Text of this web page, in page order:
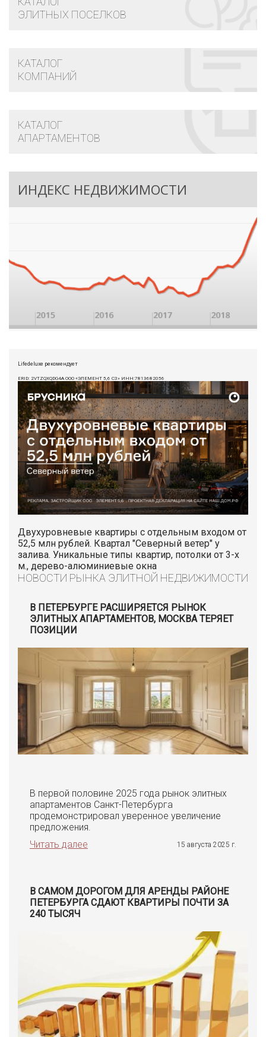
ЭЛИТНЫХ ПОСЕЛКОВ
КАТАЛОГ
КОМПАНИЙ
КАТАЛОГ
АПАРТАМЕНТОВ
ИНДЕКС НЕДВИЖИМОСТИ
Lifedeluxe рекомендует
ERID: 2VTZQXQDG4A ООО «ЭЛЕМЕНТ 5,6 СЗ» ИНН:7813682056
Двухуровневые квартиры с отдельным входом от
52,5 млн рублей. Квартал "Северный ветер" у
залива. Уникальные типы квартир, потолки от 3-х
м., дерево-алюминиевые окна
НОВОСТИ РЫНКА ЭЛИТНОЙ НЕДВИЖИМОСТИ
В ПЕТЕРБУРГЕ РАСШИРЯЕТСЯ РЫНОК
ЭЛИТНЫХ АПАРТАМЕНТОВ, МОСКВА ТЕРЯЕТ
ПОЗИЦИИ
В первой половине 2025 года рынок элитных
апартаментов Санкт-Петербурга
продемонстрировал уверенное увеличение
предложения.
Читать далее
15 августа 2025 г.
В САМОМ ДОРОГОМ ДЛЯ АРЕНДЫ РАЙОНЕ
ПЕТЕРБУРГА СДАЮТ КВАРТИРЫ ПОЧТИ ЗА
240 ТЫСЯЧ